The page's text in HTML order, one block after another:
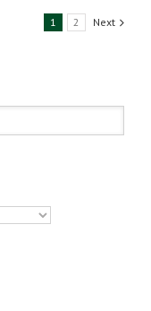
1 2 Next